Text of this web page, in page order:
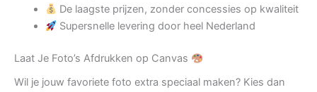
De laagste prijzen, zonder concessies op kwaliteit
Supersnelle levering door heel Nederland
Laat Je Foto’s Afdrukken op Canvas
Wil je jouw favoriete foto extra speciaal maken? Kies dan